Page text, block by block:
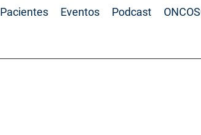
Pacientes Eventos Podcast